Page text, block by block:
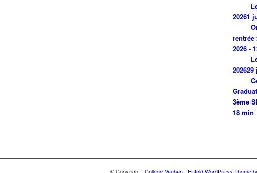
20261
rentrée
2026 -
202629
3ème
18 min